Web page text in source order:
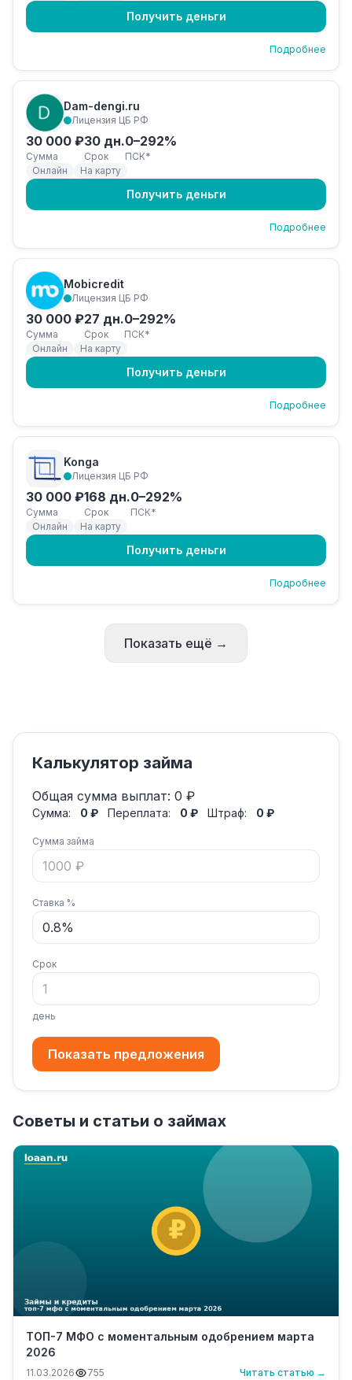
Получить деньги
Подробнее
Dam-dengi.ru
Лицензия ЦБ РФ
30 000 ₽
Сумма
30 дн.
Срок
0–292%
ПСК*
Онлайн
На карту
Получить деньги
Подробнее
Mobicredit
Лицензия ЦБ РФ
30 000 ₽
Сумма
27 дн.
Срок
0–292%
ПСК*
Онлайн
На карту
Получить деньги
Подробнее
Konga
Лицензия ЦБ РФ
30 000 ₽
Сумма
168 дн.
Срок
0–292%
ПСК*
Онлайн
На карту
Получить деньги
Подробнее
Показать ещё →
Калькулятор займа
Общая сумма выплат: 0 ₽
Сумма: 0 ₽ Переплата: 0 ₽ Штраф: 0 ₽
Сумма займа
Ставка %
Срок
день
Показать предложения
Советы и статьи о займах
ТОП-7 МФО с моментальным одобрением марта
2026
11.03.2026 755 Читать статью →